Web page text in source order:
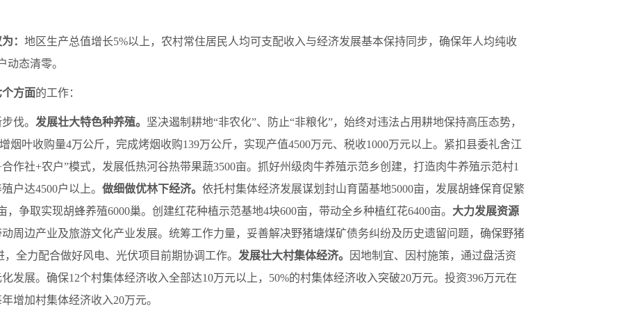
： 地区生产总值增长5%以上，农村常住居民人均可支配收入与经济发展基本保持同步，确保年人均纯收
动态清零。
方面的工作：
伐。 发展壮大特色种养殖。 坚决遏制耕地“非农化”、防止“非粮化”，始终对违法占用耕地保持高压态势，
烟叶收购量4万公斤，完成烤烟收购139万公斤，实现产值4500万元、税收1000万元以上。紧扣县委礼舍江
作社+农户”模式，发展低热河谷热带果蔬3500亩。抓好州级肉牛养殖示范乡创建，打造肉牛养殖示范村1
户达4500户以上。 做细做优林下经济。 依托村集体经济发展谋划封山育菌基地5000亩，发展胡蜂保育促繁
争取实现胡蜂养殖6000巢。创建红花种植示范基地4块600亩，带动全乡种植红花6400亩。 大力发展资源
周边产业及旅游文化产业发展。统筹工作力量，妥善解决野猪塘煤矿债务纠纷及历史遗留问题，确保野猪
全力配合做好风电、光伏项目前期协调工作。 发展壮大村集体经济。
因地制宜、因村施策，通过盘活资
发展。确保12个村集体经济收入全部达10万元以上，50%的村集体经济收入突破20万元。投资396万元在
增加村集体经济收入20万元。